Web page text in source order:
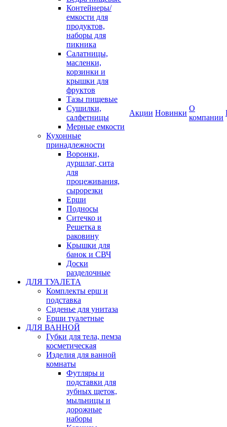
Контейнеры/
емкости для
продуктов,
наборы для
пикника
Салатницы,
масленки,
корзинки и
крышки для
фруктов
Тазы пищевые
Сушилки,
салфетницы
Мерные емкости
Кухонные
принадлежности
Воронки,
дуршлаг, сита
для
процеживания,
сырорезки
Ерши
Подносы
Ситечко и
Решетка в
раковину
Крышки для
банок и СВЧ
Доски
разделочные
ДЛЯ ТУАЛЕТА
Комплекты ерш и
подставка
Сиденье для унитаза
Ерши туалетные
ДЛЯ ВАННОЙ
Губки для тела, пемза
косметическая
Изделия для ванной
комнаты
Футляры и
подставки для
зубных щеток,
мыльницы и
дорожные
наборы
Акции Новинки
О
компании